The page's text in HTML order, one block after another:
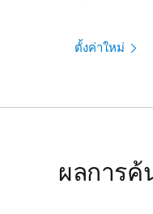
ตั้งค่าใหม่
ผลการค้